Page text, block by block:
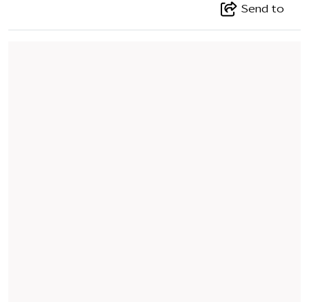
Send to